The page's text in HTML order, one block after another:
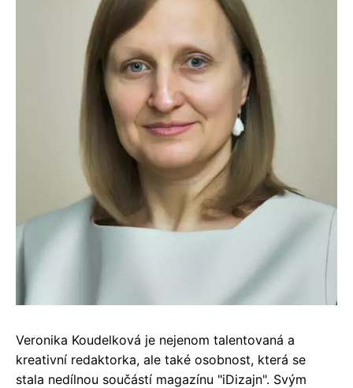
Veronika Koudelková je nejenom talentovaná a
kreativní redaktorka, ale také osobnost, která se
stala nedílnou součástí magazínu "iDizajn". Svým